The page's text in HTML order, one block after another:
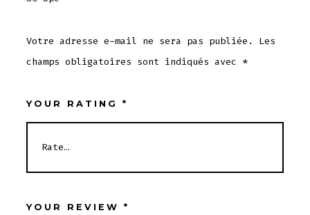
Votre adresse e-mail ne sera pas publiée.
Les
champs obligatoires sont indiqués avec *
YOUR RATING *
YOUR REVIEW *